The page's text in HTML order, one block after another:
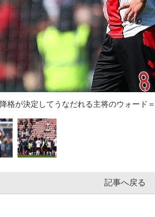
降格が決定してうなだれる主将のウォード
記事へ戻る